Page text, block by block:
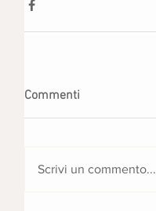
Commenti
Scrivi un commento...